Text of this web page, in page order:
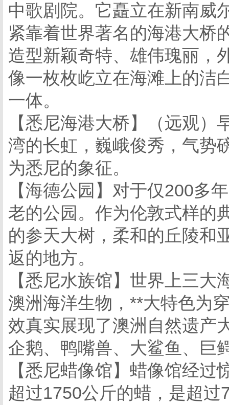
中歌剧院。它矗立在新南威
紧靠着世界著名的海港大桥
造型新颖奇特、雄伟瑰丽，
像一枚枚屹立在海滩上的洁
一体。
【悉尼海港大桥】（远观
湾的长虹，巍峨俊秀，气势
为悉尼的象征。
【海德公园】对于仅200多
老的公园。作为伦敦式样的
的参天大树，柔和的丘陵和
返的地方。
【悉尼水族馆】 世界上三大
澳洲海洋生物，**大特色为
效真实展现了澳洲自然遗产
企鹅、鸭嘴兽、大鲨鱼、巨
【悉尼蜡像馆】蜡像馆经
超过1750公斤的蜡，是超